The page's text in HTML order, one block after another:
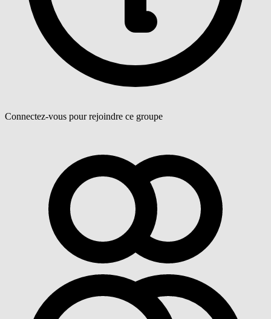
Connectez-vous pour rejoindre ce groupe